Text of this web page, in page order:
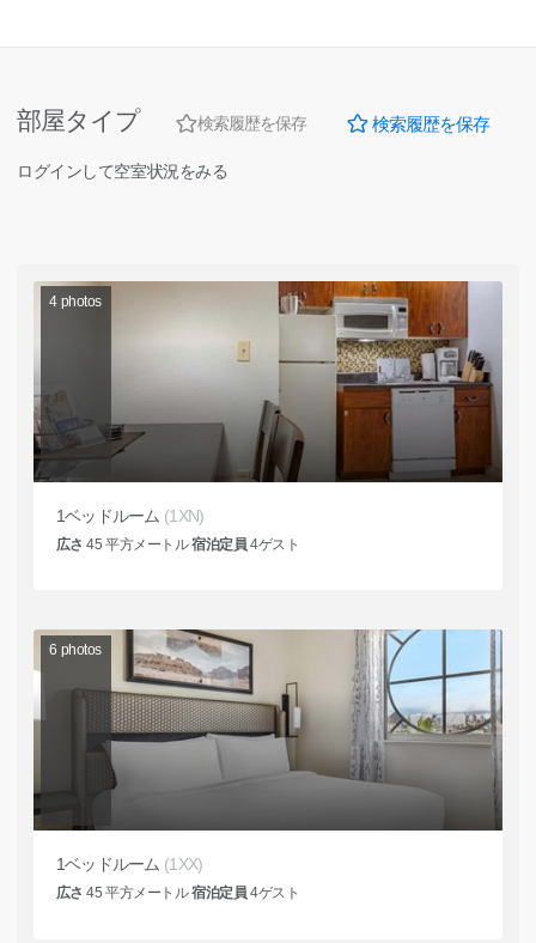
部屋タイプ 検索履歴を保存 検索履歴を保存
ログインして空室状況をみる
4 photos
1ベッドルーム (1XN)
広さ 45 平方メートル宿泊定員 4ゲスト
6 photos
1ベッドルーム (1XX)
広さ 45 平方メートル宿泊定員 4ゲスト